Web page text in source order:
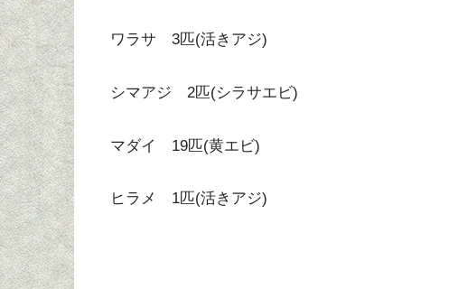
ワラサ 3匹(活きアジ)
シマアジ 2匹(シラサエビ)
マダイ 19匹(黄エビ)
ヒラメ 1匹(活きアジ)